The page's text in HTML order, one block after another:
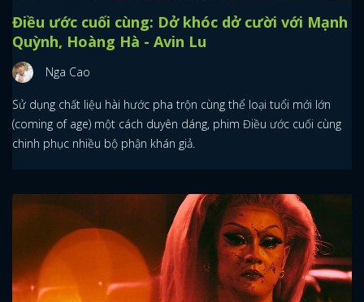
Điều ước cuối cùng: Dở khóc dở cười với Mạnh
Quỳnh, Hoàng Hà - Avin Lu
Nga Cao
Sử dụng chất liệu hài hước pha trộn cùng thể loại tuổi mới lớn
(coming of age) một cách duyên dáng, phim Điều ước cuối cùng
chinh phục nhiều bộ phận khán giả.